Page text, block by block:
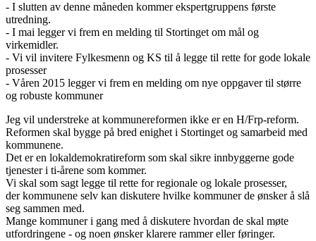
- I slutten av denne måneden kommer ekspertgruppens første
utredning.
- I mai legger vi frem en melding til Stortinget om mål og
virkemidler.
- Vi vil invitere Fylkesmenn og KS til å legge til rette for gode lokale
prosesser
- Våren 2015 legger vi frem en melding om nye oppgaver til større
og robuste kommuner
Jeg vil understreke at kommunereformen ikke er en H/Frp-reform.
Reformen skal bygge på bred enighet i Stortinget og samarbeid med
kommunene.
Det er en lokaldemokratireform som skal sikre innbyggerne gode
tjenester i ti-årene som kommer.
Vi skal som sagt legge til rette for regionale og lokale prosesser,
der kommunene selv kan diskutere hvilke kommuner de ønsker å slå
seg sammen med.
Mange kommuner i gang med å diskutere hvordan de skal møte
utfordringene - og noen ønsker klarere rammer eller føringer.